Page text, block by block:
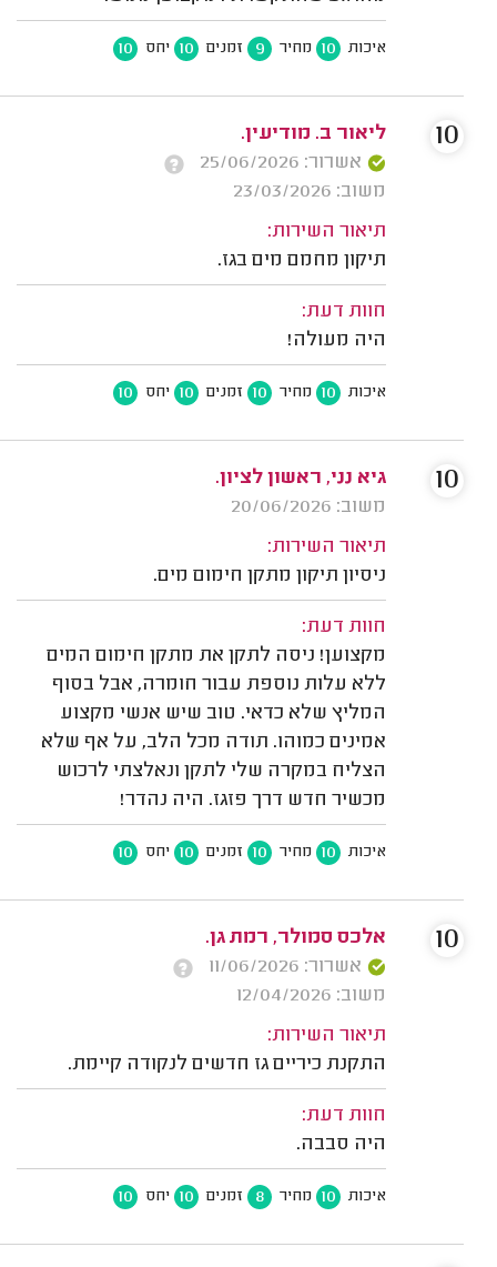
איכות 10 מחיר 9 זמנים 10 יחס 10
ליאור ב. מודיעין.
אשרור: 25/06/2026
משוב: 23/03/2026
תיאור השירות:
תיקון מחמם מים בגז.
חוות דעת:
היה מעולה!
איכות 10 מחיר 10 זמנים 10 יחס 10
10
גיא נני, ראשון לציון.
משוב: 20/06/2026
תיאור השירות:
ניסיון תיקון מתקן חימום מים.
חוות דעת:
מקצוען! ניסה לתקן את מתקן חימום המים
ללא עלות נוספת עבור חומרה, אבל בסוף
המליץ שלא כדאי. טוב שיש אנשי מקצוע
אמינים כמוהו. תודה מכל הלב, על אף שלא
הצליח במקרה שלי לתקן ונאלצתי לרכוש
מכשיר חדש דרך פזגז. היה נהדר!
איכות 10 מחיר 10 זמנים 10 יחס 10
10
אלכס סמולר, רמת גן.
אשרור: 11/06/2026
משוב: 12/04/2026
תיאור השירות:
התקנת כיריים גז חדשים לנקודה קיימת.
חוות דעת:
היה סבבה.
איכות 10 מחיר 8 זמנים 10 יחס 10
10